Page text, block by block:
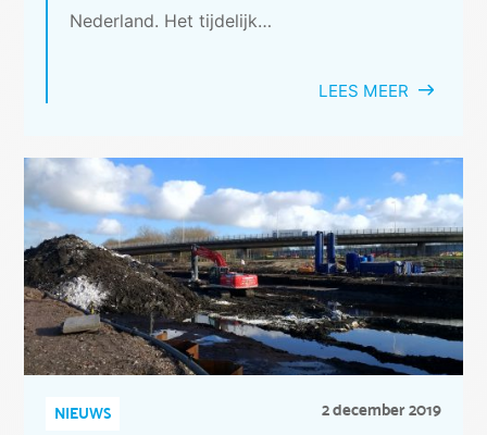
Nederland. Het tijdelijk…
LEES MEER
NIEUWS 2 december 2019